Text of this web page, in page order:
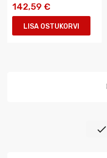
142,59 €
LISA OSTUKORVI
